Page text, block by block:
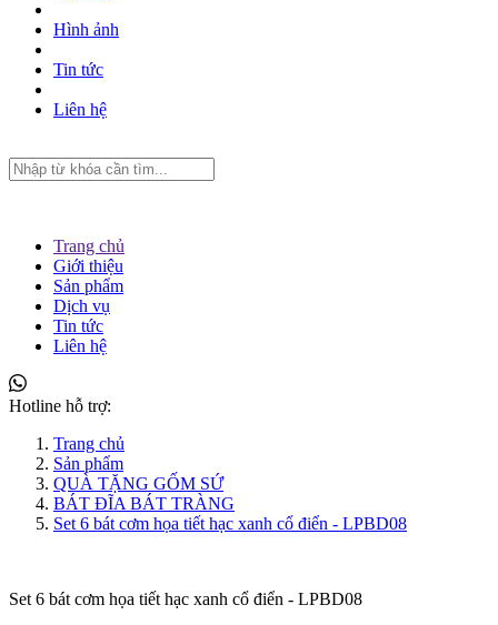
Hình ảnh
Tin tức
Liên hệ
Trang chủ
Giới thiệu
Sản phẩm
Dịch vụ
Tin tức
Liên hệ
Hotline hỗ trợ:
Trang chủ
Sản phẩm
QUÀ TẶNG GỐM SỨ
BÁT ĐĨA BÁT TRÀNG
Set 6 bát cơm họa tiết hạc xanh cổ điển - LPBD08
Set 6 bát cơm họa tiết hạc xanh cổ điển - LPBD08